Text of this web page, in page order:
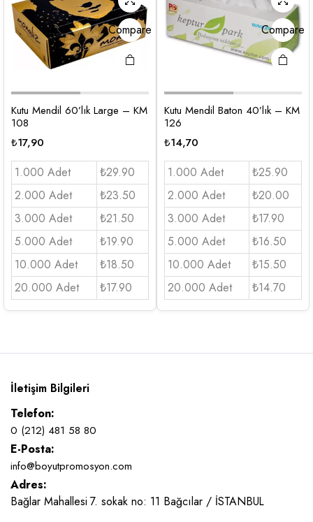
Compare
Kutu Mendil 60’lık Large – KM
108
₺17,90
1.000 Adet
₺29.90
2.000 Adet
₺23.50
3.000 Adet
₺21.50
5.000 Adet
₺19.90
10.000 Adet
₺18.50
20.000 Adet
₺17.90
Compare
Kutu Mendil Baton 40’lık – KM
126
₺14,70
1.000 Adet
₺25.90
2.000 Adet
₺20.00
3.000 Adet
₺17.90
5.000 Adet
₺16.50
10.000 Adet
₺15.50
20.000 Adet
₺14.70
İletişim Bilgileri
Telefon:
0 (212) 481 58 80
E-Posta:
info@boyutpromosyon.com
Adres:
Bağlar Mahallesi 7. sokak no: 11 Bağcılar / İSTANBUL